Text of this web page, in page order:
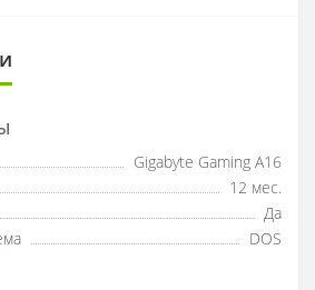
Gigabyte Gaming A16
12 мес.
Да
DOS